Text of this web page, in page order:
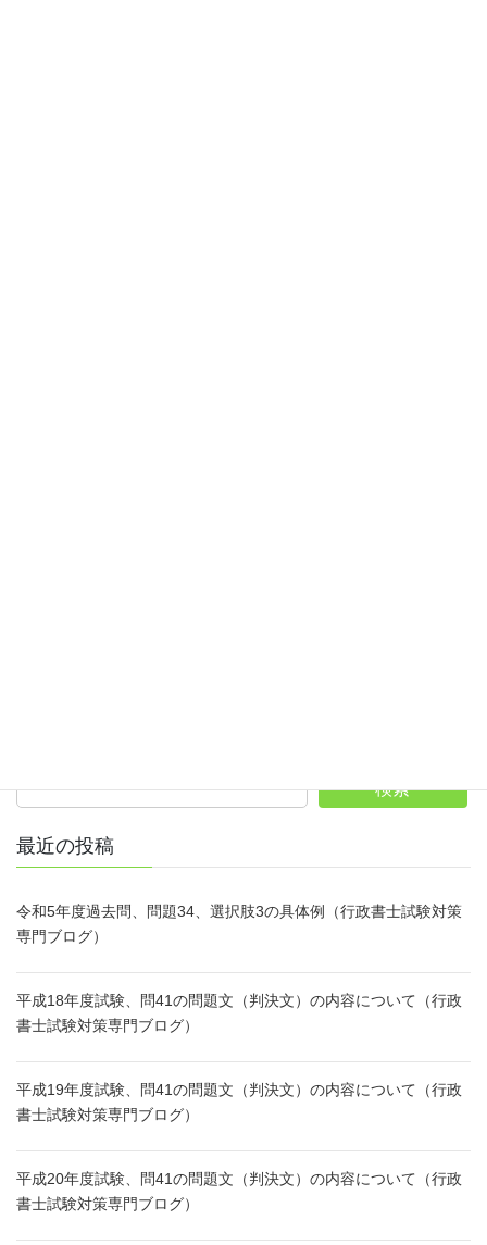
検索
最近の投稿
令和5年度過去問、問題34、選択肢3の具体例（行政書士試験対策
専門ブログ）
平成18年度試験、問41の問題文（判決文）の内容について（行政
書士試験対策専門ブログ）
平成19年度試験、問41の問題文（判決文）の内容について（行政
書士試験対策専門ブログ）
平成20年度試験、問41の問題文（判決文）の内容について（行政
書士試験対策専門ブログ）